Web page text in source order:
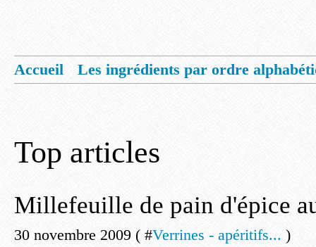
Accueil
Les ingrédients par ordre
Top articles
Millefeuille de pain d'épice
30 novembre 2009 ( #Verrines - apéritifs... )